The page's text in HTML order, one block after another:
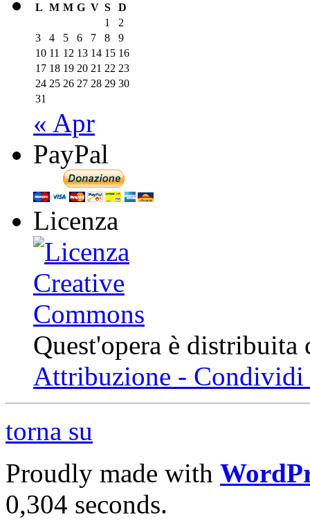
L M M G V S
D
1
2
3
4 5 6 7 8
9
10 11 12 13 14 15 16
17 18 19 20 21 22 23
24 25 26 27 28 29 30
31
« Apr
PayPal
Licenza
Quest'opera è
Attribuzione - Condividi
torna su
Proudly made with
0,304 seconds.